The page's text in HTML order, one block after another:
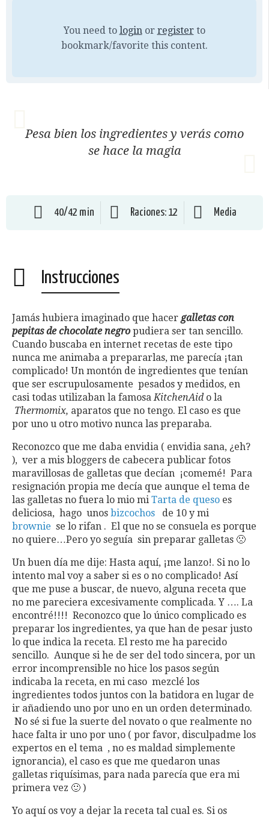
You need to loginor registerto
bookmark/favorite this content.
Pesa bien los ingredientes y verás como
se hace la magia
40/42 min Raciones: 12 Media
Instrucciones
Jamás hubiera imaginado que hacer galletas con
pepitas de chocolate negro pudiera ser tan sencillo.
Cuando buscaba en internet recetas de este tipo
nunca me animaba a prepararlas, me parecía ¡tan
complicado! Un montón de ingredientes que tenían
que ser escrupulosamente pesados y medidos, en
casi todas utilizaban la famosaKitchenAid o la
Thermomix, aparatos que no tengo. El caso es que
por uno u otro motivo nunca las preparaba.
Reconozco que me daba envidia ( envidia sana, ¿eh?
), ver a mis bloggers de cabecera publicar fotos
maravillosas de galletas que decían ¡comemé! Para
resignación propia me decía que aunque el tema de
las galletas no fuera lo mio mi Tarta de queso es
deliciosa, hago unos bizcochos de 10 y mi
brownie se lo rifan . El que no se consuela es porque
no quiere…Pero yo seguía sin preparar galletas 🙁
Un buen día me dije: Hasta aquí, ¡me lanzo!. Si no lo
intento mal voy a saber si es o no complicado! Así
que me puse a buscar, de nuevo, alguna receta que
no me pareciera excesivamente complicada. Y …. La
encontré!!!! Reconozco que lo único complicado es
preparar los ingredientes, ya que han de pesar justo
lo que indica la receta. El resto me ha parecido
sencillo. Aunque si he de ser del todo sincera, por un
error incomprensible no hice los pasos según
indicaba la receta, en mi caso mezclé los
ingredientes todos juntos con la batidora en lugar de
ir añadiendo uno por uno en un orden determinado.
No sé si fue la suerte del novato o que realmente no
hace falta ir uno por uno ( por favor, disculpadme los
expertos en el tema , no es maldad simplemente
ignorancia), el caso es que me quedaron unas
galletas riquísimas, para nada parecía que era mi
primera vez 🙂 )
Yo aquí os voy a dejar la receta tal cual es. Si os